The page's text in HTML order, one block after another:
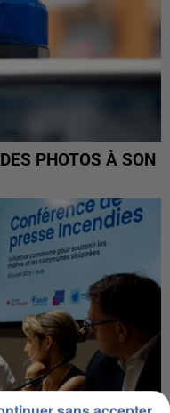
PHOTOS À SON